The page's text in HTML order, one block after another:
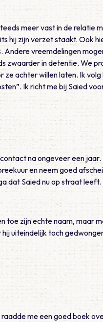
meer vast in de relatie
hij zijn verzet staakt. Ook
vreemdelingen
zwaarder in detentie. We
achter willen laten. Ik
Ik richt me bij Saied
na ongeveer een
en neem goed
Saied nu op straat leeft.
toe zijn echte naam, maar
uiteindelijk toch
me een goed boek